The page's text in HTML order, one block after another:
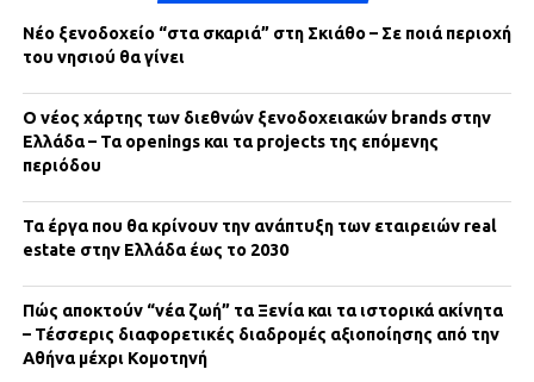
Νέο ξενοδοχείο “στα σκαριά” στη Σκιάθο – Σε ποιά περιοχή
του νησιού θα γίνει
Ο νέος χάρτης των διεθνών ξενοδοχειακών brands στην
Ελλάδα – Τα openings και τα projects της επόμενης
περιόδου
Τα έργα που θα κρίνουν την ανάπτυξη των εταιρειών real
estate στην Ελλάδα έως το 2030
Πώς αποκτούν “νέα ζωή” τα Ξενία και τα ιστορικά ακίνητα
– Τέσσερις διαφορετικές διαδρομές αξιοποίησης από την
Αθήνα μέχρι Κομοτηνή